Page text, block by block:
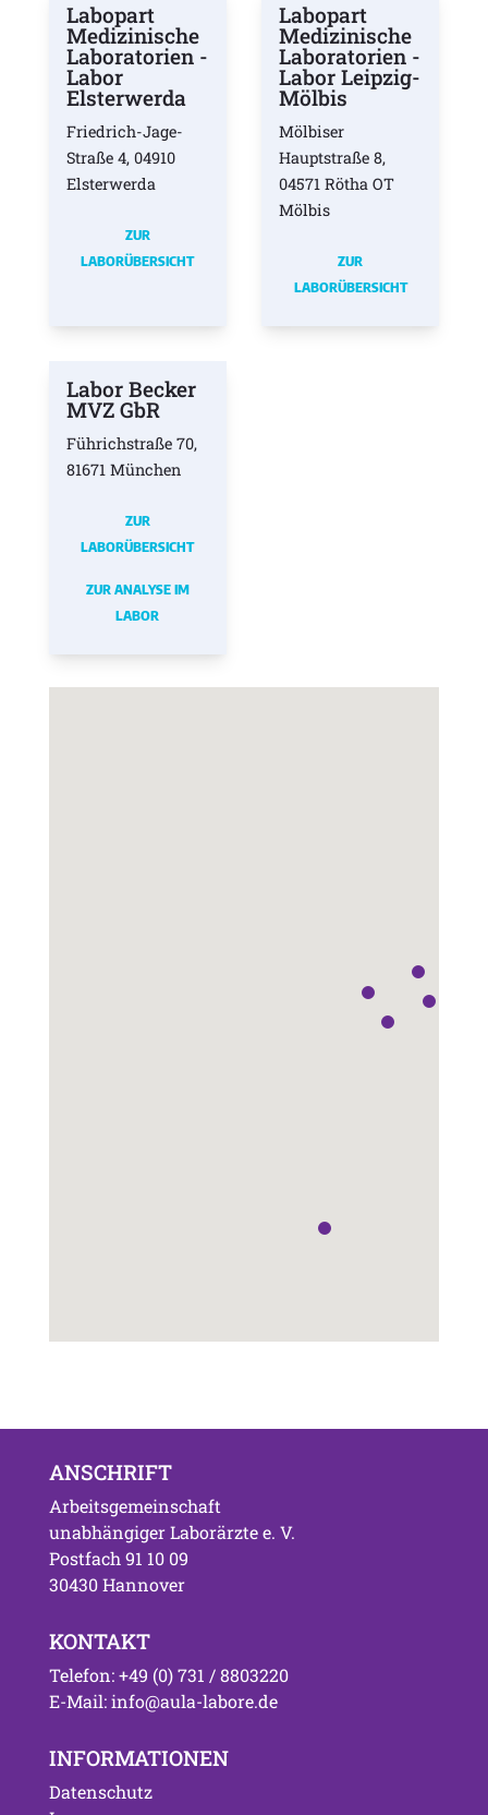
Labopart
Medizinische
Laboratorien -
Labor
Elsterwerda
Friedrich-Jage-
Straße 4, 04910
Elsterwerda
ZUR
LABORÜBERSICHT
Labopart
Medizinische
Laboratorien -
Labor Leipzig-
Mölbis
Mölbiser
Hauptstraße 8,
04571 Rötha OT
Mölbis
ZUR
LABORÜBERSICHT
Labor Becker
MVZ GbR
Führichstraße 70,
81671 München
ZUR
LABORÜBERSICHT
ZUR ANALYSE IM
LABOR
ANSCHRIFT
Arbeitsgemeinschaft
unabhängiger Laborärzte e. V.
Postfach 91 10 09
30430 Hannover
KONTAKT
Telefon: +49 (0) 731 / 8803220
E-Mail: info@aula-labore.de
INFORMATIONEN
Datenschutz